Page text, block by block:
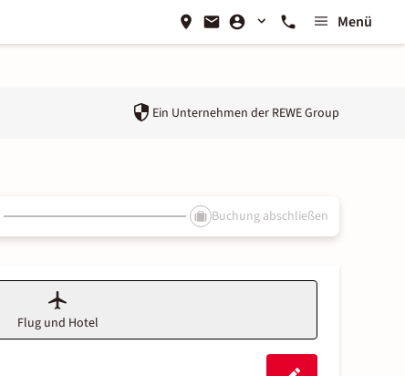
Menü
Ein Unternehmen der REWE Group
Buchung abschließen
Flug und Hotel